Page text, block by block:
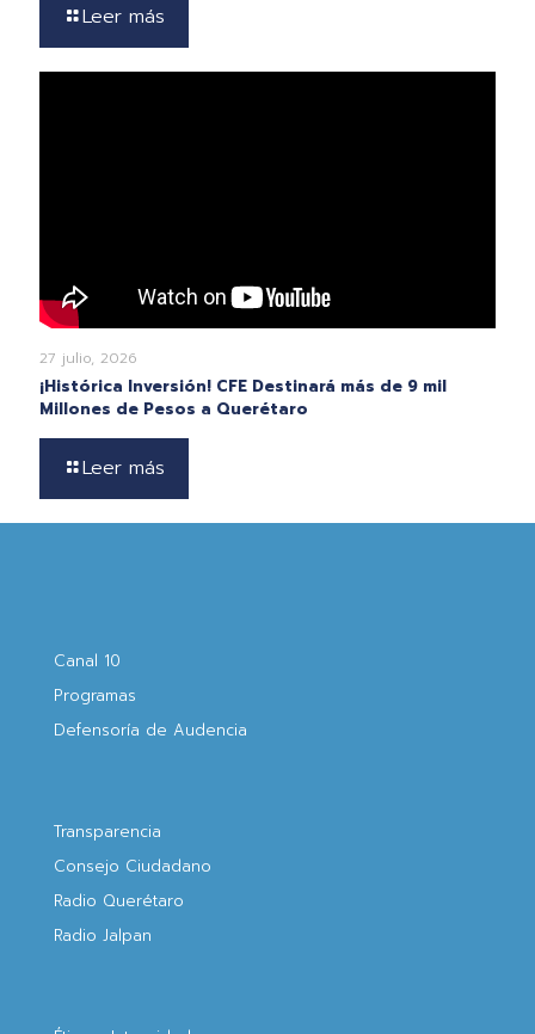
Leer más
27 julio, 2026
¡Histórica Inversión! CFE Destinará más de 9 mil
Millones de Pesos a Querétaro
Leer más
Canal 10
Programas
Defensoría de Audencia
Transparencia
Consejo Ciudadano
Radio Querétaro
Radio Jalpan